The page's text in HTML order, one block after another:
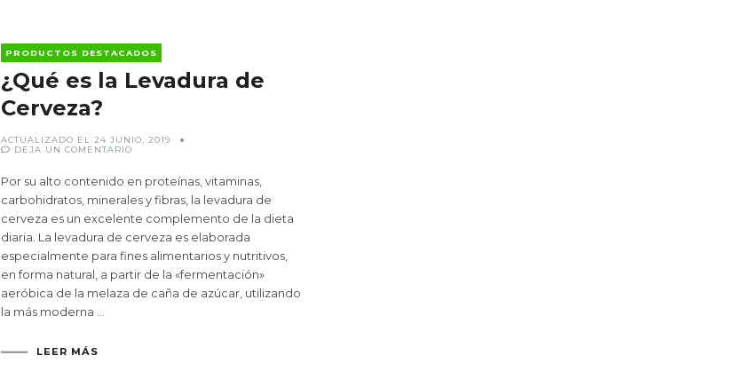
PRODUCTOS DESTACADOS
¿Qué es la Levadura de
Cerveza?
ACTUALIZADO EL 24 JUNIO, 2019
DEJA UN COMENTARIOEN
LA
LEVADURA
DE
CERVEZA?
Por su alto contenido en proteínas, vitaminas,
carbohidratos, minerales y fibras, la levadura de
cerveza es un excelente complemento de la dieta
diaria. La levadura de cerveza es elaborada
especialmente para fines alimentarios y nutritivos,
en forma natural, a partir de la «fermentación»
aeróbica de la melaza de caña de azúcar, utilizando
la más moderna …
LEER MÁS